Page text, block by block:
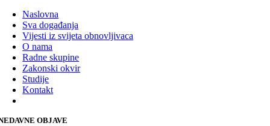
Naslovna
Sva događanja
Vijesti iz svijeta obnovljivaca
O nama
Radne skupine
Zakonski okvir
Studije
Kontakt
OBJAVE